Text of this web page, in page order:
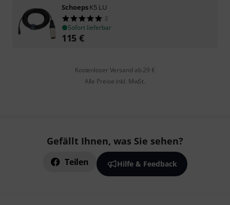
SchoepsK5 LU
2
Sofort lieferbar
115 €
Kostenloser Versand ab 29 €
Alle Preise inkl. MwSt.
Gefällt Ihnen, was Sie sehen?
Teilen Hilfe & Feedback